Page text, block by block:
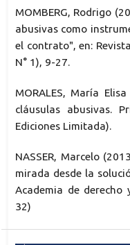
MOMBERG, Rodrigo
abusivas como
el contrato", en:
N° 1), 9-27.
MORALES, María
cláusulas abusivas.
Ediciones Limitada).
NASSER, Marcelo
mirada desde la
Academia de derecho
32)